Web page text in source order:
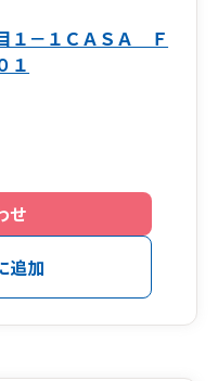
１－１ＣＡＳＡ Ｆ
１
せ
追加